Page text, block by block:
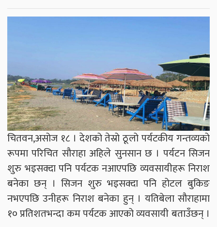
चितवन,असोज १८ । देशको तेस्रो ठूलो पर्यटकीय गन्तव्यको
रूपमा परिचित सौराहा अहिले सुनसान छ । पर्यटन सिजन
शुरु भइसक्दा पनि पर्यटक नआएपछि व्यवसायीहरू निराश
बनेका छन् । सिजन शुरु भइसक्दा पनि होटल बुकिङ
नभएपछि उनीहरू निराश बनेका हुन् । यतिबेला सौराहामा
१० प्रतिशतभन्दा कम पर्यटक आएको व्यवसायी बताउँछन् ।